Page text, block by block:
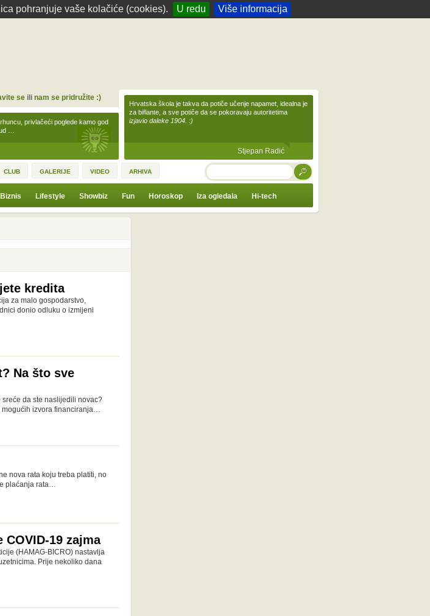
pohranjuje vaše kolačiće (cookies). U redu Više informacija
privlačeći poglede kamo god
…
seili nam se pridružite :)
Hrvatska škola je takva da potiče učenje napamet, idealna je
za biflante, a sve potiče da se pokoravaju autoritetima
izjavio daleke 1904. :)
Stjepan Radić
CLUB GALERIJE VIDEO ARHIVA TRAŽI
Biznis Lifestyle Showbiz Fun Horoskop Iza ogledala Hi-tech
kredita
za malo gospodarstvo,
donio odluku o izmijeni
Na što sve
da ste naslijedili novac?
mogućih izvora financiranja…
nova rata koju treba platiti, no
plaćanja rata…
19 zajma
(HAMAG-BICRO) nastavlja
Prije nekoliko dana